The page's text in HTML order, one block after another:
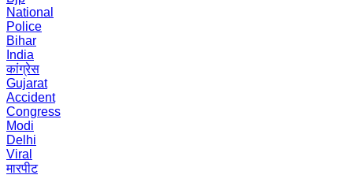
National
Police
Bihar
India
कांग्रेस
Gujarat
Accident
Congress
Modi
Delhi
Viral
मारपीट